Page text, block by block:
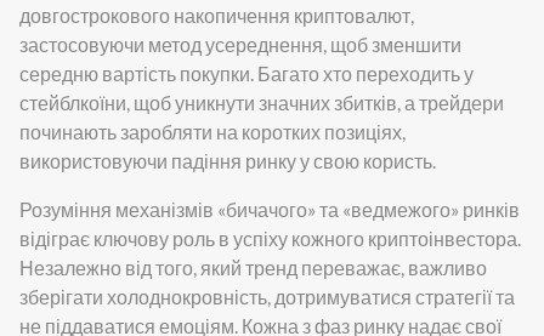
довгострокового накопичення криптовалют,
застосовуючи метод усереднення, щоб зменшити
середню вартість покупки. Багато хто переходить у
стейблкоїни, щоб уникнути значних збитків, а трейдери
починають заробляти на коротких позиціях,
використовуючи падіння ринку у свою користь.
Розуміння механізмів «бичачого» та «ведмежого» ринків
відіграє ключову роль в успіху кожного криптоінвестора.
Незалежно від того, який тренд переважає, важливо
зберігати холоднокровність, дотримуватися стратегії та
не піддаватися емоціям. Кожна з фаз ринку надає свої